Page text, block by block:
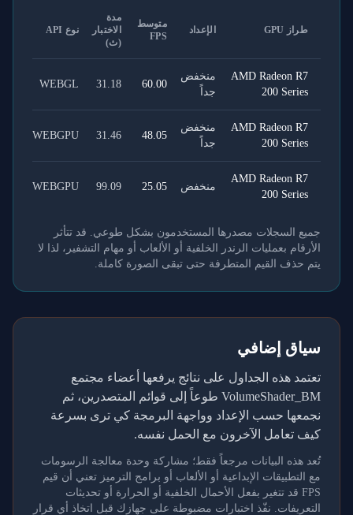
طراز GPU الإعداد
متوسط
FPS
مدة
الاختبار
(ث)
نوع API
AMD Radeon R7
200 Series
منخفض
جداً
60.00
31.18
WEBGL
AMD Radeon R7
200 Series
منخفض
جداً
48.05
31.46
WEBGPU
AMD Radeon R7
200 Series
منخفض 25.05
99.09
WEBGPU
جميع السجلات مصدرها المستخدمون بشكل طوعي. قد تتأثر
الأرقام بعمليات الرندر الخلفية أو الألعاب أو مهام التشفير، لذا لا
يتم حذف القيم المتطرفة حتى تبقى الصورة كاملة.
سياق إضافي
تعتمد هذه الجداول على نتائج يرفعها أعضاء مجتمع
VolumeShader_BM طوعاً إلى قوائم المتصدرين، ثم
نجمعها حسب الإعداد وواجهة البرمجة كي ترى بسرعة
كيف تعامل الآخرون مع الحمل نفسه.
تُعد هذه البيانات مرجعاً فقط؛ مشاركة وحدة معالجة الرسومات
مع التطبيقات الإبداعية أو الألعاب أو برامج الترميز تعني أن قيم
FPS قد تتغير بفعل الأحمال الخلفية أو الحرارة أو تحديثات
التعريفات. نفّذ اختبارات مضبوطة على جهازك قبل اتخاذ أي قرار